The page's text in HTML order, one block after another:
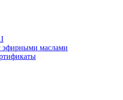
эфирными маслами